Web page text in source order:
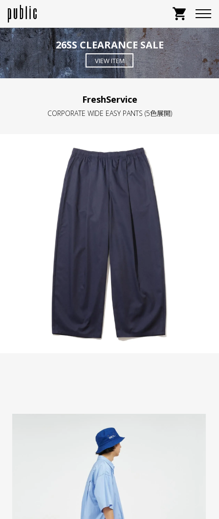
shopping_cart
26SS CLEARANCE SALE
VIEW ITEM
FreshService
CORPORATE WIDE EASY PANTS (5色展開)